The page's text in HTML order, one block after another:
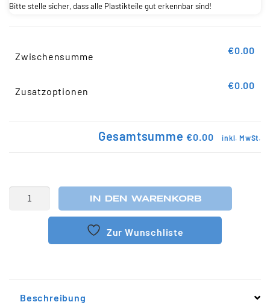
Bitte stelle sicher, dass alle Plastikteile gut erkennbar sind!
Zwischensumme
€0.00
Zusatzoptionen
€0.00
Gesamtsumme €0.00 inkl. MwSt.
IN DEN WARENKORB
Zur Wunschliste
Beschreibung